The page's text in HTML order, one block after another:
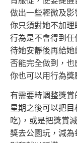
做出一些輕微及影
你只須對她不加
行為是不會得到任
待她安靜後再給
否能完全做到，也
你也可以用行為獎
有需要時調整獎
星期之後可以把
吃)，或是把獎賞
獎去公園玩，減